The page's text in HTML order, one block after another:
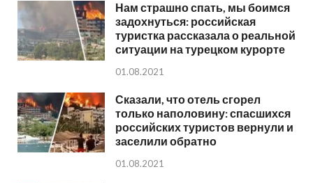
Нам страшно спать, мы боимся
задохнуться: российская
туристка рассказала о реальной
ситуации на турецком курорте
01.08.2021
Сказали, что отель сгорел
только наполовину: спасшихся
российских туристов вернули и
заселили обратно
01.08.2021